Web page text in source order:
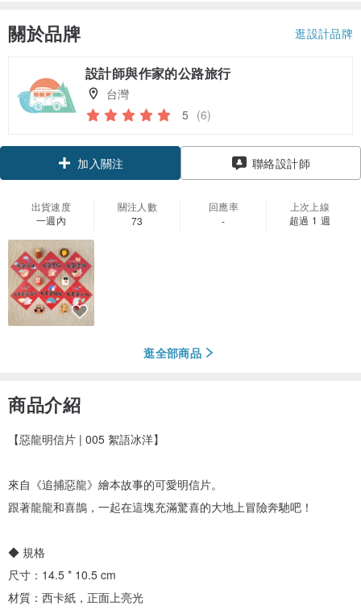
關於品牌 逛設計品牌
設計師與作家的公路旅行
台灣
5 (6)
加入關注
聯絡設計師
出貨速度
一週內
關注人數
73
回應率
-
上次上線
超過 1 週
逛全部商品
商品介紹
【惡龍明信片 | 005 絮語冰洋】
來自《追捕惡龍》繪本故事的可愛明信片。
跟著龍龍和喜鵲，一起在這塊充滿驚喜的大地上冒險奔馳吧！
◆ 規格
尺寸：14.5 * 10.5 cm
材質：西卡紙，正面上亮光